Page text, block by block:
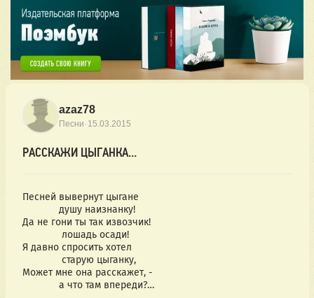
azaz78
Песни · 15.03.2015
РАССКАЖИ ЦЫГАНКА...
Песней вывернут цыгане
душу наизнанку!
Да не гони ты так извозчик!
лошадь осади!
Я давно спросить хотел
старую цыганку,
Может мне она расскажет, -
а что там впереди?…